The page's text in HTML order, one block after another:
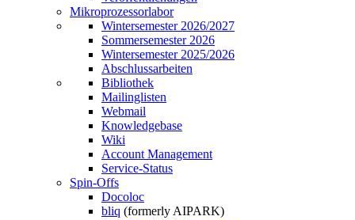
Mikroprozessorlabor
Wintersemester 2026/2027
Sommersemester 2026
Wintersemester 2025/2026
Abschlussarbeiten
Bibliothek
Mailinglisten
Webmail
Knowledgebase
Wiki
Account Management
Service-Status
Spin-Offs
Docoloc
bliq (formerly AIPARK)